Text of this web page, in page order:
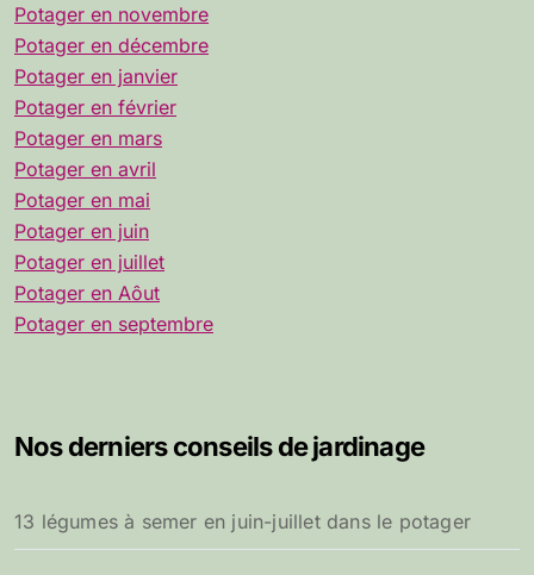
Potager en novembre
Potager en décembre
Potager en janvier
Potager en février
Potager en mars
Potager en avril
Potager en mai
Potager en juin
Potager en juillet
Potager en Aôut
Potager en septembre
Nos derniers conseils de jardinage
13 légumes à semer en juin-juillet dans le potager